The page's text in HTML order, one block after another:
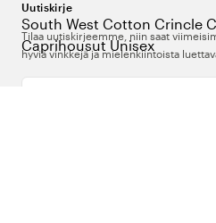
South West Cotton Crincle
Caprihousut Unisex
Uutiskirje
Tilaa uutiskirjeemme, niin saat
hyviä vinkkejä ja mielenkiintoista
Kirjoita sähköpostiosoitteesi